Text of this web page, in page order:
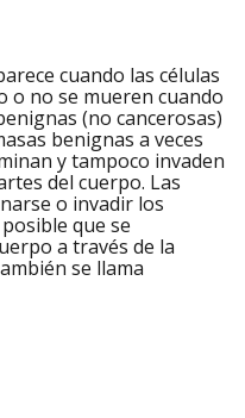
cuando las células
o no se mueren cuando
(no cancerosas)
benignas a veces
y tampoco invaden
del cuerpo. Las
o invadir los
que se
a través de la
se llama